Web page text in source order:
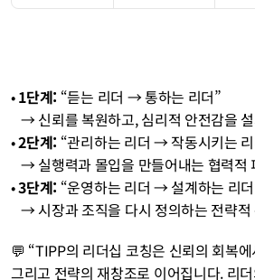
• 1단계: “듣는 리더 → 통하는 리더”
→ 신뢰를 복원하고, 심리적 안전감을
• 2단계: “관리하는 리더 → 작동시키는
→ 실행력과 몰입을 만들어내는 협력적
• 3단계: “운영하는 리더 → 설계하는 리
→ 시장과 조직을 다시 정의하는 전략
💬 “TIPP의 리더십 코칭은 신뢰의 회복
그리고 전략의 재창조로 이어집니다. 리